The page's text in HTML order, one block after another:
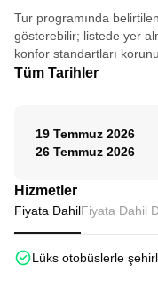
üzere...
Tur programında
gösterebilir; listede yer
konfor standartları
Tüm Tarihler
19 Temmuz 2026
26 Temmuz 2026
Hizmetler
Fiyata DahilFiyata Dahil
Lüks otobüslerle